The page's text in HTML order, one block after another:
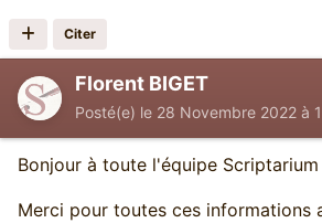
Citer
Florent BIGET
Posté(e) le 28 Novembre 2022 à
Bonjour à toute l'équipe Scriptarium
Merci pour toutes ces informations